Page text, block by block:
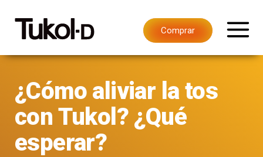
Comprar
¿Cómo aliviar la tos
con Tukol? ¿Qué
esperar?